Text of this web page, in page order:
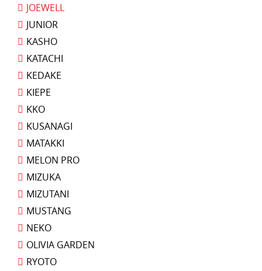
JOEWELL
JUNIOR
KASHO
KATACHI
KEDAKE
KIEPE
KKO
KUSANAGI
MATAKKI
MELON PRO
MIZUKA
MIZUTANI
MUSTANG
NEKO
OLIVIA GARDEN
RYOTO